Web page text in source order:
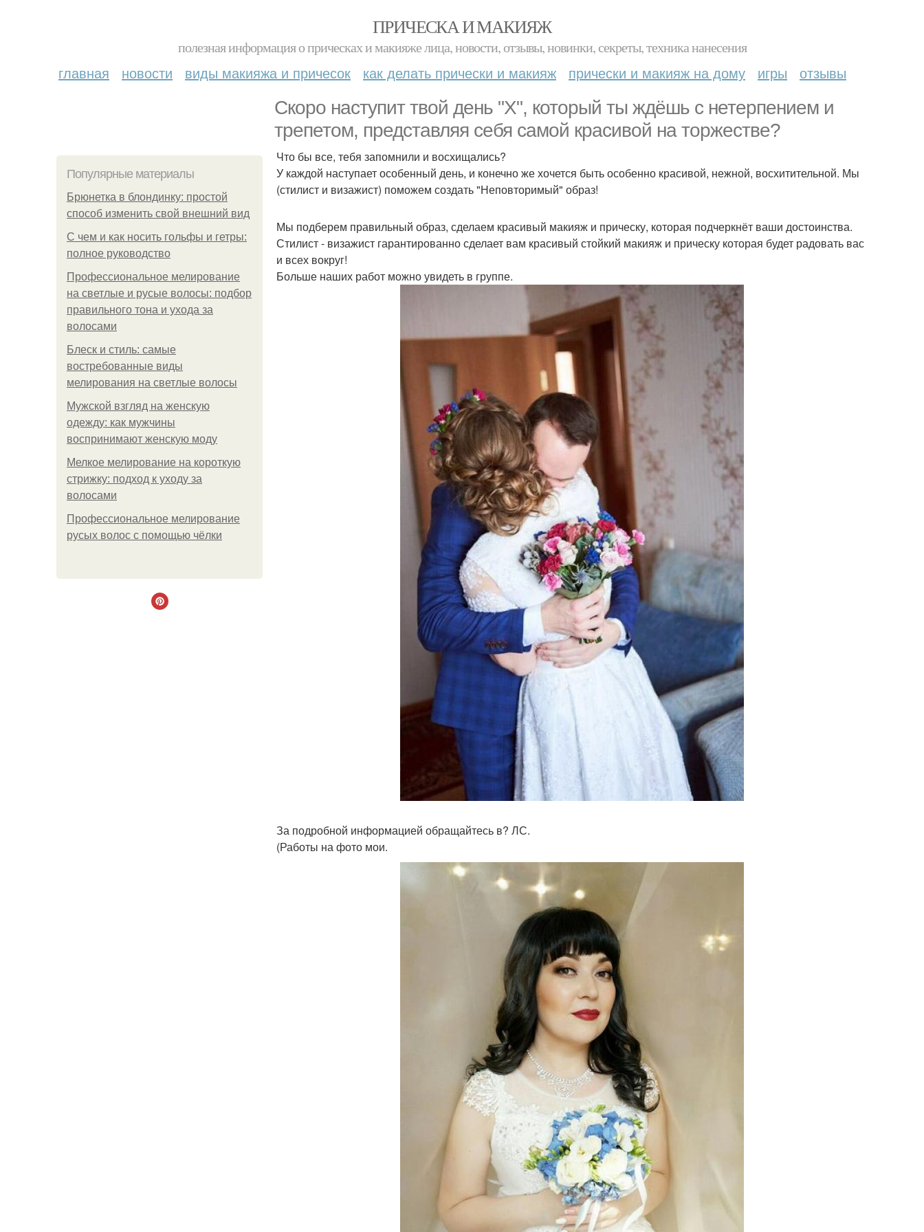
ПРИЧЕСКА И МАКИЯЖ
полезная информация о прическах и макияже лица, новости, отзывы, новинки, секреты, техника нанесения
главная новости виды макияжа и причесок как делать прически и макияж прически и макияж на дому игры отзывы
Скоро наступит твой день "Х", который ты ждёшь с нетерпением и
трепетом, представляя себя самой красивой на торжестве?
Популярные материалы
Брюнетка в блондинку: простой
способ изменить свой внешний вид
С чем и как носить гольфы и гетры:
полное руководство
Профессиональное мелирование
на светлые и русые волосы: подбор
правильного тона и ухода за
волосами
Блеск и стиль: самые
востребованные виды
мелирования на светлые волосы
Мужской взгляд на женскую
одежду: как мужчины
воспринимают женскую моду
Мелкое мелирование на короткую
стрижку: подход к уходу за
волосами
Профессиональное мелирование
русых волос с помощью чёлки
Что бы все, тебя запомнили и восхищались?
У каждой наступает особенный день, и конечно же хочется быть особенно красивой, нежной, восхитительной. Мы
(стилист и визажист) поможем создать "Неповторимый" образ!
Мы подберем правильный образ, сделаем красивый макияж и прическу, которая подчеркнёт ваши достоинства.
Стилист - визажист гарантированно сделает вам красивый стойкий макияж и прическу которая будет радовать вас
и всех вокруг!
Больше наших работ можно увидеть в группе.
За подробной информацией обращайтесь в? ЛС.
(Работы на фото мои.